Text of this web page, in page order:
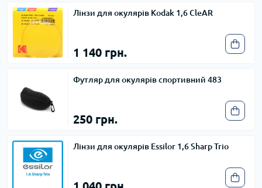
Лінзи для окулярів Kodak 1,6 CleAR
1 140 грн.
Футляр для окулярів спортивний 483
250 грн.
Лінзи для окулярів Essilor 1,6 Sharp Trio